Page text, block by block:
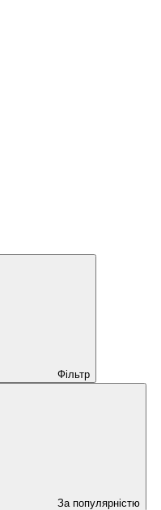
Фільтр
За популярністю